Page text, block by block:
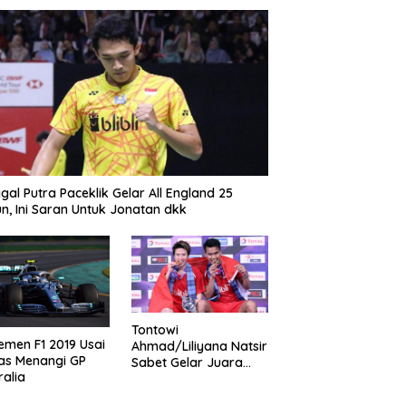
Putra Paceklik Gelar All England 25
Ini Saran Untuk Jonatan dkk
F1 2019 Usai
Menangi GP
Tontowi
Ahmad/Liliyana Natsir
Sabet Gelar Juara